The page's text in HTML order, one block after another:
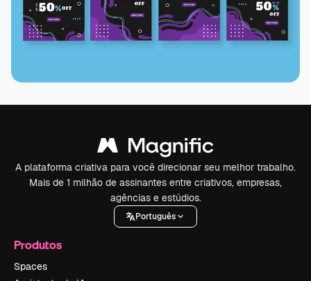
A plataforma criativa para você direcionar seu melhor trabalho.
Mais de 1 milhão de assinantes entre criativos, empresas,
agências e estúdios.
Português
Produtos
Spaces